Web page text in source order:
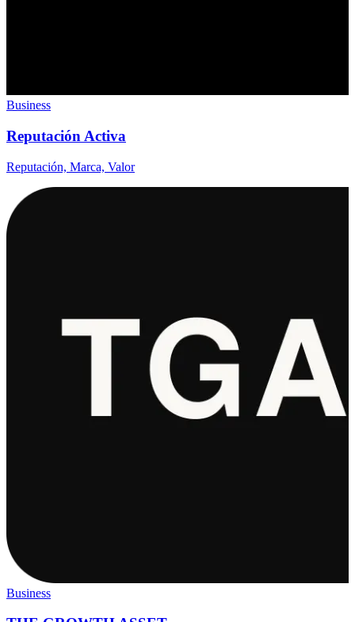
Business
Reputación Activa
Reputación, Marca, Valor
Business